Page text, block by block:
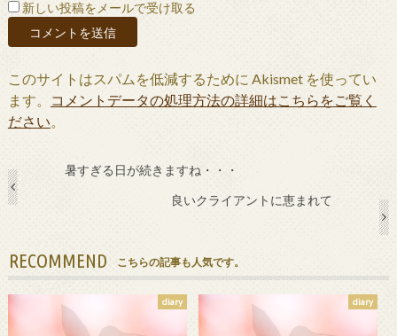
新しい投稿をメールで受け取る
このサイトはスパムを低減するために Akismet を使ってい
ます。
コメントデータの処理方法の詳細はこちらをご覧く
ださい。
暑すぎる日が続きますね・・・
良いクライアントに恵まれて
RECOMMEND こちらの記事も人気です。
diary diary